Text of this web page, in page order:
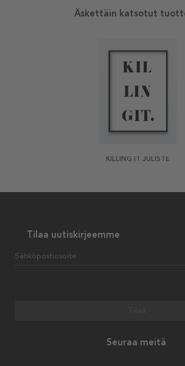
Äskettäin katsotut
KILLING IT JULISTE
Tilaa uutiskirjeemme
Sähköpostiosoite
Seuraa meitä